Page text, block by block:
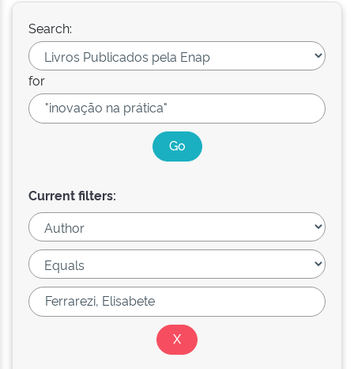
Search:
for
Current filters: